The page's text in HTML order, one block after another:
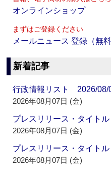
オンラインショップ
まずはご登録ください
メールニュース 登録（無料
新着記事
行政情報リスト 2026/08/
2026年08月07日 (金)
プレスリリース・タイト
2026年08月07日 (金)
プレスリリース・タイト
2026年08月07日 (金)